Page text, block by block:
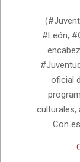
07-
#León,
oficial
culturales,
Con